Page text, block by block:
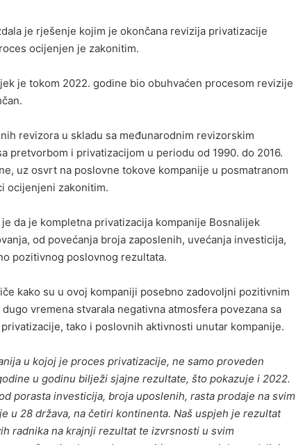
je rješenje kojim je okončana revizija privatizacije
ocijenjen je zakonitim.
je tokom 2022. godine bio obuhvaćen procesom revizije
revizora u skladu sa međunarodnim revizorskim
pretvorbom i privatizacijom u periodu od 1990. do 2016.
uz osvrt na poslovne tokove kompanije u posmatranom
ocijenjeni zakonitim.
da je kompletna privatizacija kompanije Bosnalijek
od povećanja broja zaposlenih, uvećanja investicija,
pozitivnog poslovnog rezultata.
kako su u ovoj kompaniji posebno zadovoljni pozitivnim
vremena stvarala negativna atmosfera povezana sa
tako i poslovnih aktivnosti unutar kompanije.
u kojoj je proces privatizacije, ne samo proveden
u godinu bilježi sjajne rezultate, što pokazuje i 2022.
porasta investicija, broja uposlenih, rasta prodaje na svim
u 28 država, na četiri kontinenta. Naš uspjeh je rezultat
radnika na krajnji rezultat te izvrsnosti u svim